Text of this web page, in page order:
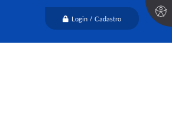
Login / Cadastro